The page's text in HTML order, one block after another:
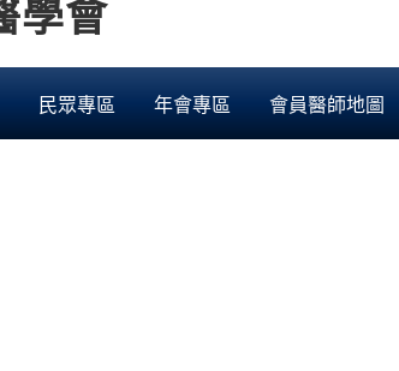
民眾專區 年會專區 會員醫師地圖